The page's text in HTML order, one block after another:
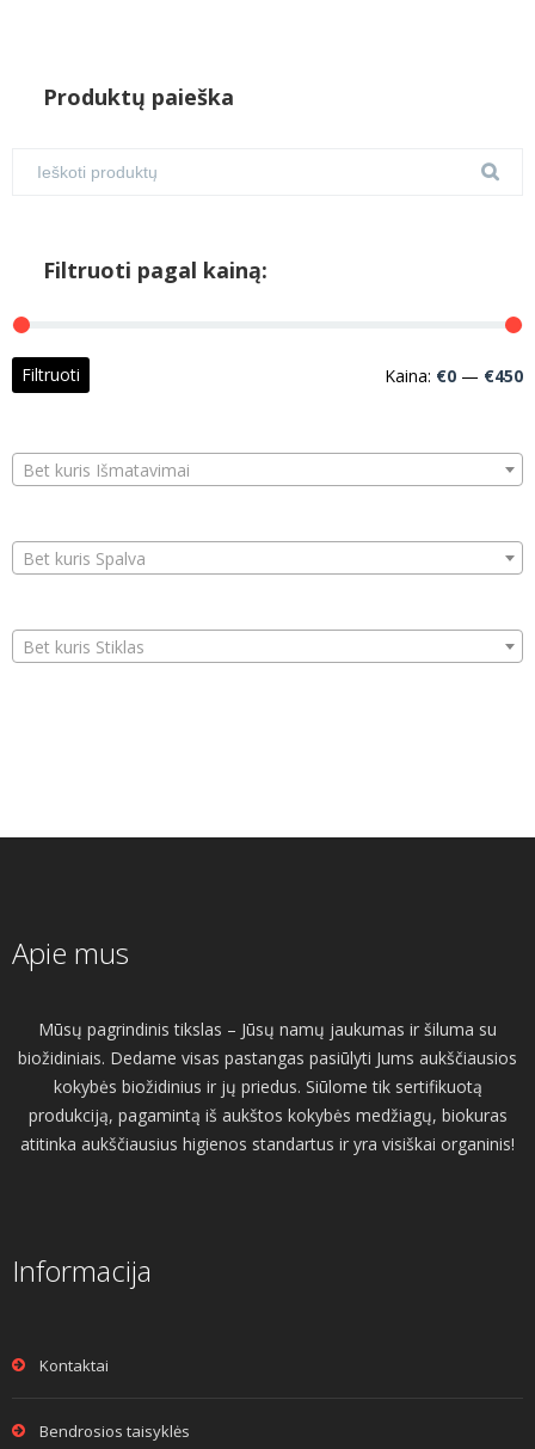
Produktų paieška
Filtruoti pagal kainą:
Filtruoti Kaina: €0 — €450
Bet kuris Išmatavimai
Bet kuris Spalva
Bet kuris Stiklas
Apie mus
Mūsų pagrindinis tikslas – Jūsų namų jaukumas ir šiluma su
biožidiniais. Dedame visas pastangas pasiūlyti Jums aukščiausios
kokybės biožidinius ir jų priedus. Siūlome tik sertifikuotą
produkciją, pagamintą iš aukštos kokybės medžiagų, biokuras
atitinka aukščiausius higienos standartus ir yra visiškai organinis!
Informacija
Kontaktai
Bendrosios taisyklės